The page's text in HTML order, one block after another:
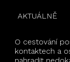
AKTUÁLNĚ
O cestování
kontaktech a
nahradit nedokážou Dnes